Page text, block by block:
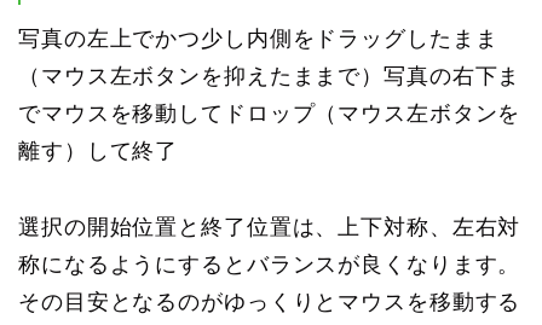
写真の左上でかつ少し内側をドラッグしたまま
（マウス左ボタンを抑えたままで）写真の右下ま
でマウスを移動してドロップ（マウス左ボタンを
離す）して終了
選択の開始位置と終了位置は、上下対称、左右対
称になるようにするとバランスが良くなります。
その目安となるのがゆっくりとマウスを移動する